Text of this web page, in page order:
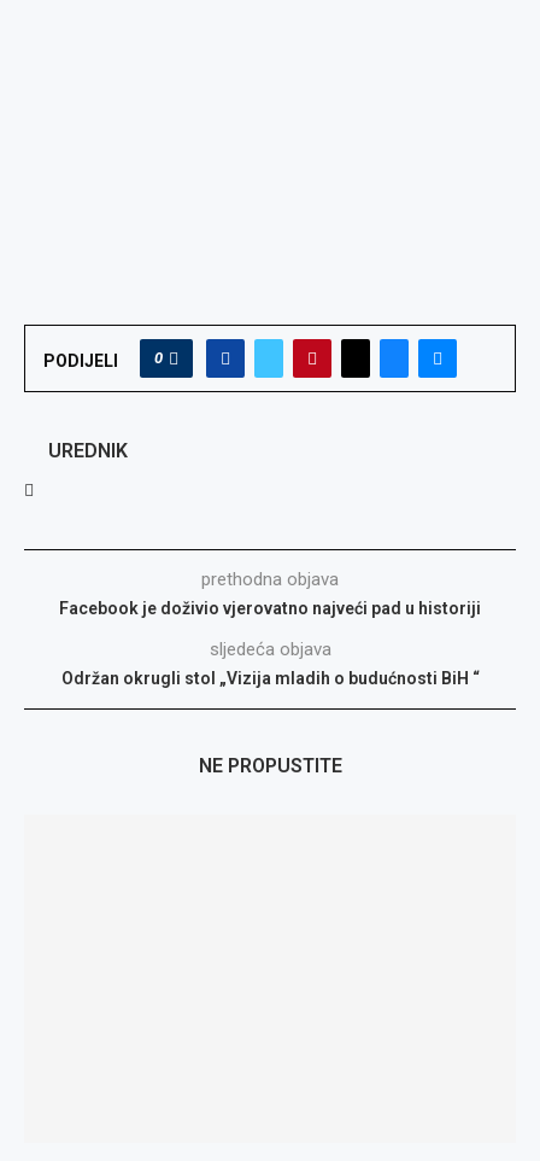
PODIJELI 0
UREDNIK
prethodna objava
Facebook je doživio vjerovatno najveći pad u historiji
sljedeća objava
Održan okrugli stol „Vizija mladih o budućnosti BiH “
NE PROPUSTITE